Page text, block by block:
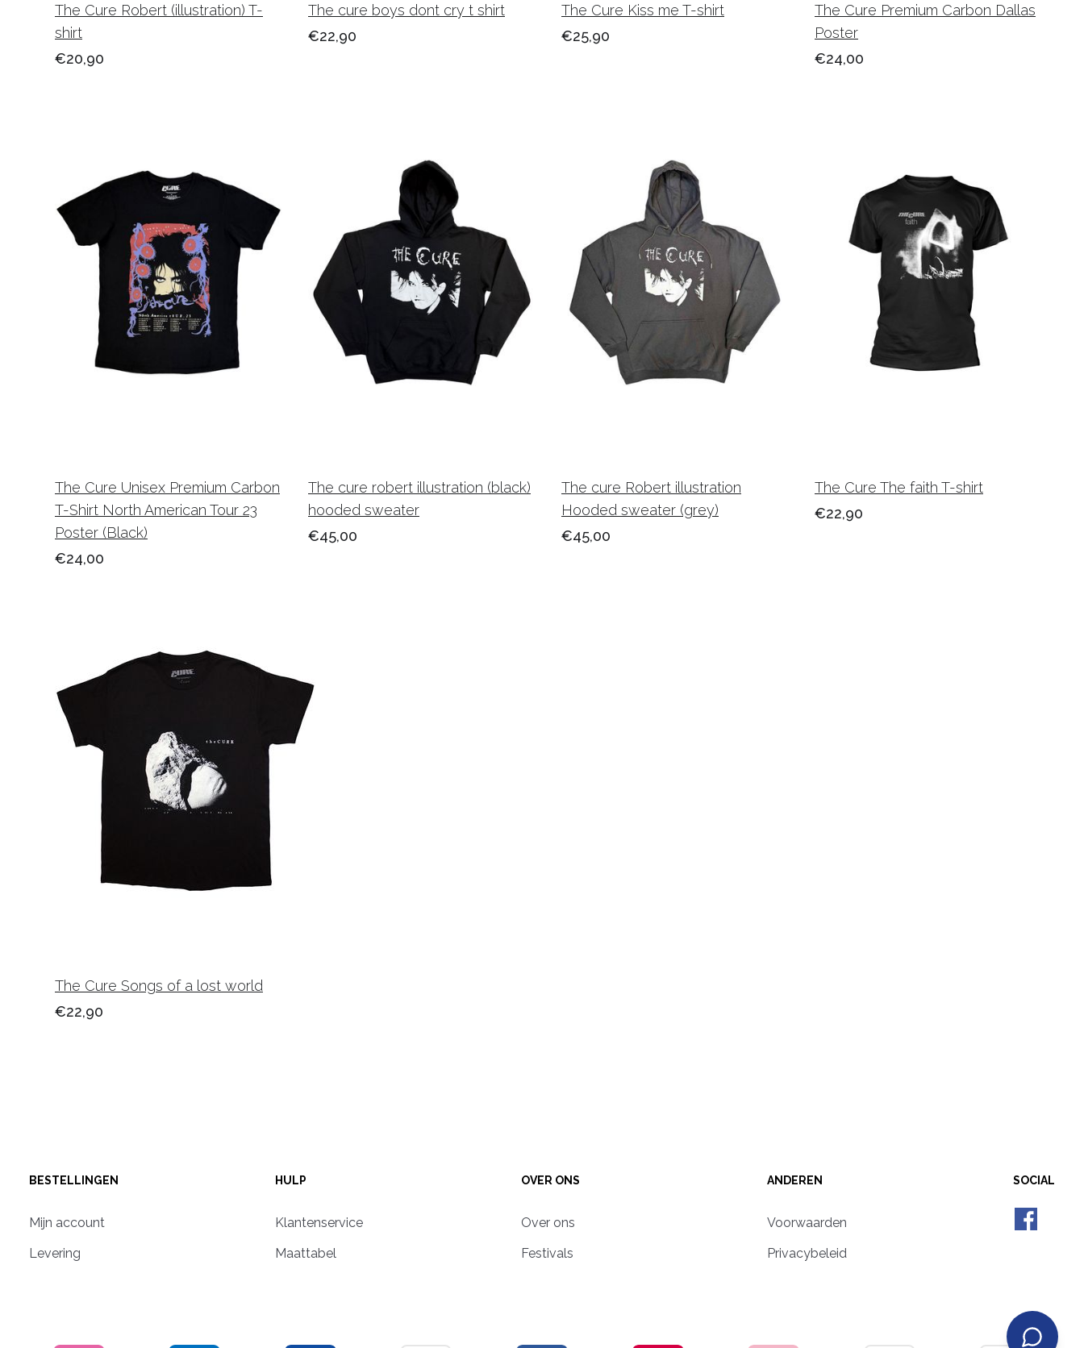
The Cure Robert (illustration) T-
shirt
€20,90
The cure boys dont cry t shirt
€22,90
The Cure Kiss me T-shirt
€25,90
The Cure Premium Carbon Dallas
Poster
€24,00
The Cure Unisex Premium Carbon
T-Shirt North American Tour 23
Poster (Black)
€24,00
The cure robert illustration (black)
hooded sweater
€45,00
The cure Robert illustration
Hooded sweater (grey)
€45,00
The Cure The faith T-shirt
€22,90
The Cure Songs of a lost world
€22,90
BESTELLINGEN
Mijn account
Levering
HULP
Klantenservice
Maattabel
OVER ONS
Over ons
Festivals
ANDEREN
Voorwaarden
Privacybeleid
SOCIAL